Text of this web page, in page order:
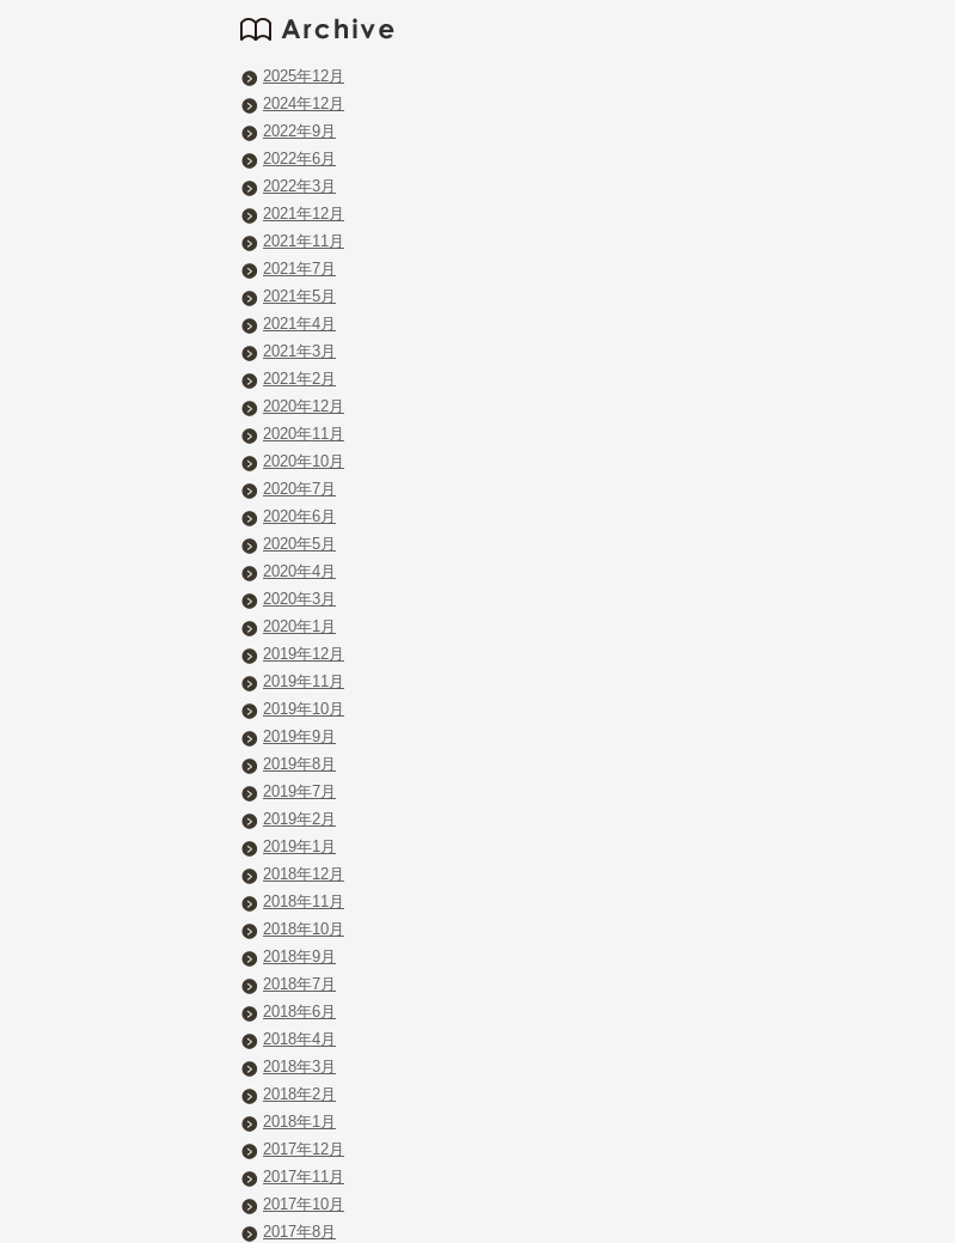
2025年12月
2024年12月
2022年9月
2022年6月
2022年3月
2021年12月
2021年11月
2021年7月
2021年5月
2021年4月
2021年3月
2021年2月
2020年12月
2020年11月
2020年10月
2020年7月
2020年6月
2020年5月
2020年4月
2020年3月
2020年1月
2019年12月
2019年11月
2019年10月
2019年9月
2019年8月
2019年7月
2019年2月
2019年1月
2018年12月
2018年11月
2018年10月
2018年9月
2018年7月
2018年6月
2018年4月
2018年3月
2018年2月
2018年1月
2017年12月
2017年11月
2017年10月
2017年8月